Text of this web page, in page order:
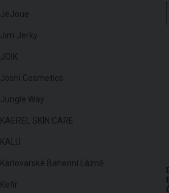
JeJoue
Jim Jerky
JOIK
Joshi Cosmetics
Jungle Way
KAEREL SKIN CARE
KALU
Karlovarské Bahenní Lázně
Kefir